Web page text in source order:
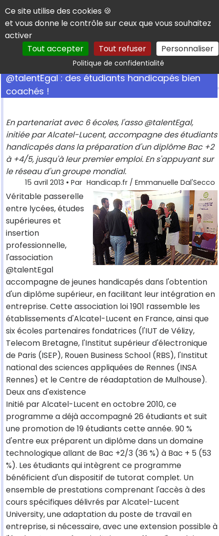
Panneau de gestion des cookies
Ce site utilise des cookies 🍪
et vous donne le contrôle sur ceux que vous souhaitez
activer
Tout accepter
Tout refuser Personnaliser
Politique de confidentialitéRechercher
@talentEgal : des étudiants handicapés bien
coachés !
En partenariat avec 6 écoles, l'asso @talentEgal,
initiée par Alcatel-Lucent, accompagne des étudiants
handicapés dans la préparation d'un diplôme Bac +2
à +4/5, jusqu'à leur premier emploi. En s'appuyant sur
le réseau d'un groupe mondial.
15 avril 2013 • Par Handicap.fr / Emmanuelle Dal'Secco
Véritable passerelle
entre lycées, études
supérieures et
insertion
professionnelle,
l'association
@talentEgal
accompagne de jeunes handicapés dans l'obtention
d'un diplôme supérieur, en facilitant leur intégration en
entreprise. Cette association loi 1901 rassemble les
établissements d'Alcatel-Lucent en France, ainsi que
six écoles partenaires fondatrices (l'IUT de Vélizy,
Telecom Bretagne, l'Institut supérieur d'électronique
de Paris (ISEP), Rouen Business School (RBS), l'Institut
national des sciences appliquées de Rennes (INSA
Rennes) et le Centre de réadaptation de Mulhouse).
Deux ans d'existence
Initié par Alcatel-Lucent en octobre 2010, ce
programme a déjà accompagné 26 étudiants et suit
une promotion de 19 étudiants cette année. 90 %
d'entre eux préparent un diplôme dans un domaine
technologique allant de Bac +2/3 (36 %) à Bac + 5 (53
%). Les étudiants qui intègrent ce programme
bénéficient d'un dispositif de tutorat complet. Un
ensemble de prestations comprenant l'accès à des
cours spécifiques délivrés par Alcatel-Lucent
University, une adaptation du poste de travail en
entreprise, si nécessaire, avec une extension possible à